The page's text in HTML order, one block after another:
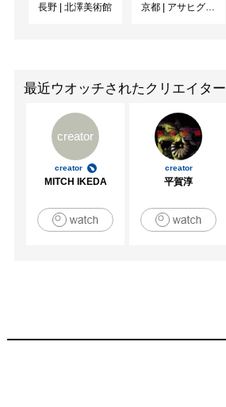
長野 | 北澤美術館 京都 | アサヒグループ大山崎山荘美術館
最近ウオッチされたクリエイター
creator
creator
MITCH IKEDA
creator
平賀淳